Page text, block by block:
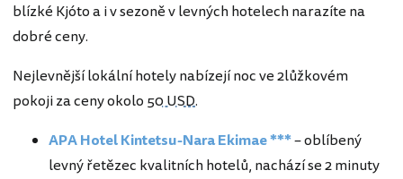
blízké Kjóto a i v sezoně v levných hotelech narazíte na
dobré ceny.
Nejlevnější lokální hotely nabízejí noc ve 2lůžkovém
pokoji za ceny okolo 50 USD.
APA Hotel Kintetsu-Nara Ekimae ***– oblíbený
levný řetězec kvalitních hotelů, nachází se 2 minuty